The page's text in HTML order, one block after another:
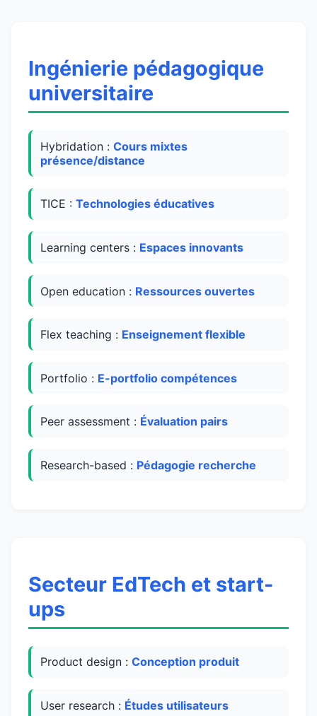
Ingénierie pédagogique
universitaire
Hybridation : Cours mixtes
présence/distance
TICE : Technologies éducatives
Learning centers : Espaces innovants
Open education : Ressources ouvertes
Flex teaching : Enseignement flexible
Portfolio : E-portfolio compétences
Peer assessment : Évaluation pairs
Research-based : Pédagogie recherche
Secteur EdTech et start-
ups
Product design : Conception produit
User research : Études utilisateurs